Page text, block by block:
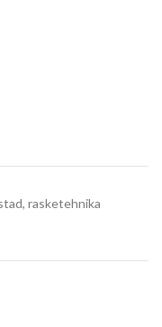
rasketehnika